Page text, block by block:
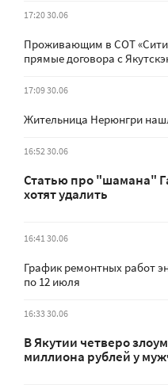
17:20 30.06
Проживающим в СОТ
прямые договора с
17:09 30.06
Жительница Нерюнгри
16:52 30.06
Статью про "шамана"
хотят удалить
16:41 30.06
График ремонтных работ
по 12 июля
16:33 30.06
В Якутии четверо
миллиона рублей у